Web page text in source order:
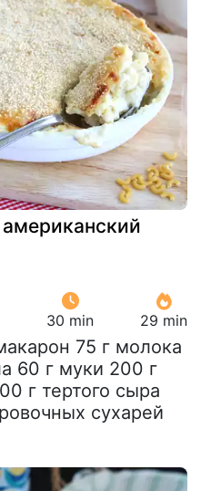
30 min 29 min
75 г молока
60 г муки 200 г
г тертого сыра
сухарей